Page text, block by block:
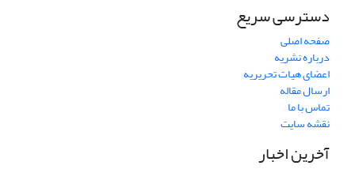
دسترسی سریع
صفحه اصلی
درباره نشریه
اعضای هیات تحریریه
ارسال مقاله
تماس با ما
نقشه سایت
آخرین اخبار